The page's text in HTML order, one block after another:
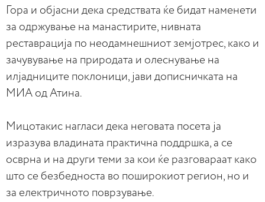
Гора и објасни дека средствата ќе бидат наменети
за одржување на манастирите, нивната
реставрација по неодамнешниот земјотрес, како и
зачувување на природата и олеснување на
илјадниците поклоници, јави дописничката на
МИА од Атина.
Мицотакис нагласи дека неговата посета ја
изразува владината практична поддршка, а се
осврна и на други теми за кои ќе разговараат како
што се безбедноста во поширокиот регион, но и
за електричното поврзување.